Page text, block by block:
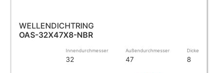
WELLENDICHTRING
OAS-32X47X8-NBR
Innendurchmesser
32
Außendurchmesser
47
Dicke
8